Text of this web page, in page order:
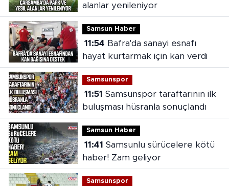
alanlar yenileniyor
Samsun Haber
11:54
hayat kurtarmak için kan verdi
Samsunspor
11:51
buluşması hüsranla sonuçlandı
Samsun Haber
11:41
haber! Zam geliyor
Samsunspor